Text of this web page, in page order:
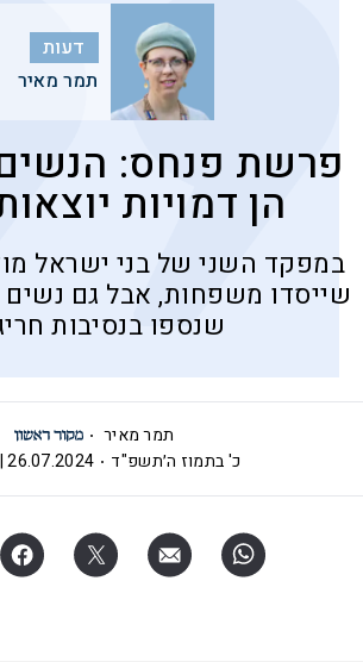
דעות
תמר מאיר
פרשת פנחס:
הן דמויות
במפקד השני של בני ישראל
שייסדו משפחות, אבל גם נשים
שנספו בנסיבות
תמר מאיר
כ' בתמוז ה׳תשפ"ד
26.07.2024 | 09:27